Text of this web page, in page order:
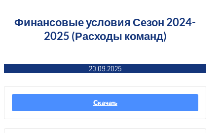
Финансовые условия Сезон 2024-
2025 (Расходы команд)
20.09.2025
Скачать